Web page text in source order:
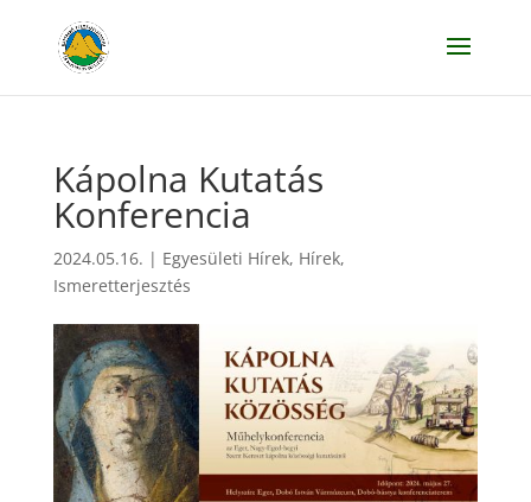
Kápolna Kutatás
Konferencia
2024.05.16. | Egyesületi Hírek, Hírek,
Ismeretterjesztés